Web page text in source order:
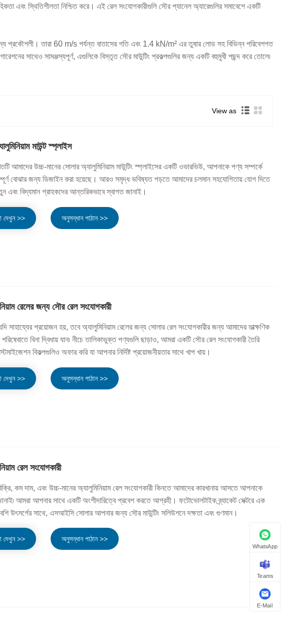
এবং স্থিতিশীলতা নিশ্চিত করে। এই রেল সংযোগকারীগুলি সৌর প্যানেল অ্যারেগুলির সমাবেশে একটি
প্রকৌশলী। তারা 60 m/s পর্যন্ত বাতাসের গতি এবং 1.4 kN/m² এর তুষার লোড সহ বিভিন্ন পরিবেশগত
সাথেও সামঞ্জস্যপূর্ণ, এগুলিকে বিস্তৃত সৌর মাউন্টিং প্রকল্পগুলির জন্য একটি বহুমুখী পছন্দ করে তোলে৷
View as
মাউন্ট স্প্লাইস
আমাদের উচ্চ-মানের সোলার অ্যালুমিনিয়াম মাউন্টিং স্প্লাইসের একটি ওভারভিউ, আপনাকে পণ্য সম্পর্কে
বোঝার জন্য ডিজাইন করা হয়েছে। আরও সমৃদ্ধ ভবিষ্যত গড়তে আমাদের চলমান সহযোগিতায় যোগ দিতে
এবং বিদ্যমান গ্রাহকদের আন্তরিকভাবে স্বাগত জানাই।
দেখুন >> অনুসন্ধান পাঠান >>
রেলের জন্য সৌর রেল সংযোগকারী
সাহায্যের প্রয়োজন হয়, তবে অ্যালুমিনিয়াম রেলের জন্য সোলার রেল সংযোগকারীর জন্য আমাদের তাত্ক্ষণিক
বিনা দ্বিধায় যান৷ নীচে তালিকাভুক্ত পণ্যগুলি ছাড়াও, আমরা একটি সৌর রেল সংযোগকারী তৈরি
বিকল্পগুলিও অফার করি যা আপনার নির্দিষ্ট প্রয়োজনীয়তার সাথে খাপ খায়।
দেখুন >> অনুসন্ধান পাঠান >>
রেল সংযোগকারী
কম দাম, এবং উচ্চ-মানের অ্যালুমিনিয়াম রেল সংযোগকারী কিনতে আমাদের কারখানায় আসতে আপনাকে
আমরা আপনার সাথে একটি অংশীদারিত্বে প্রবেশ করতে আগ্রহী। ফটোভোলটাইক ব্র্যাকেট সেক্টরে এক
উৎসর্গের সাথে, এসআইসি সোলার আপনার জন্য সৌর মাউন্টিং সলিউশনে দক্ষতা এবং গুণমান।
দেখুন >> অনুসন্ধান পাঠান >>
WhatsApp
Teams
E-Mail